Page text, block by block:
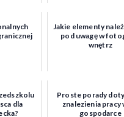
Jakie elementy
pod uwagę w
wnętrz
dla
Proste porady
znalezienia pracy
gospodarce